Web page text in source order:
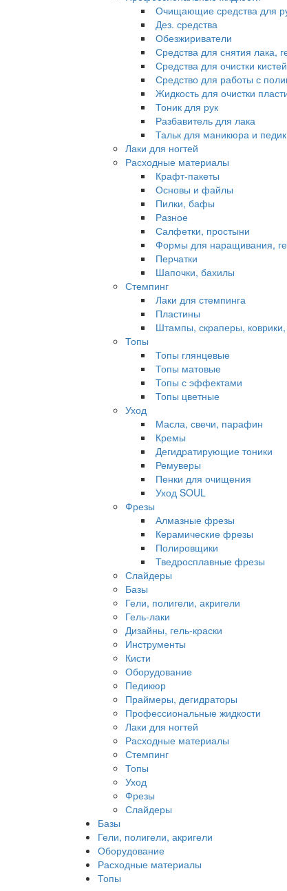
Очищающие средства для
Дез. средства
Обезжириватели
Средства для снятия лака,
Средства для очистки кистей
Средство для работы с
Жидкость для очистки
Тоник для рук
Разбавитель для лака
Тальк для маникюра и
Лаки для ногтей
Расходные материалы
Крафт-пакеты
Основы и файлы
Пилки, бафы
Разное
Салфетки, простыни
Формы для наращивания,
Перчатки
Шапочки, бахилы
Стемпинг
Лаки для стемпинга
Пластины
Штампы, скраперы,
Топы
Топы глянцевые
Топы матовые
Топы с эффектами
Топы цветные
Уход
Масла, свечи, парафин
Кремы
Дегидратирующие тоники
Ремуверы
Пенки для очищения
Уход SOUL
Фрезы
Алмазные фрезы
Керамические фрезы
Полировщики
Тведросплавные фрезы
Слайдеры
Базы
Гели, полигели, акригели
Гель-лаки
Дизайны, гель-краски
Инструменты
Кисти
Оборудование
Педикюр
Праймеры, дегидраторы
Профессиональные жидкости
Лаки для ногтей
Расходные материалы
Стемпинг
Топы
Уход
Фрезы
Слайдеры
Базы
Гели, полигели, акригели
Оборудование
Расходные материалы
Топы